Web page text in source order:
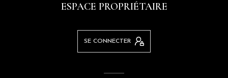
ESPACE PROPRIÉTAIRE
SE CONNECTER